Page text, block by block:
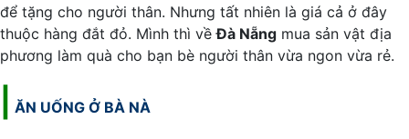
để tặng cho người thân. Nhưng tất nhiên là giá cả ở đây
thuộc hàng đắt đỏ. Mình thì vềĐà Nẵng mua sản vật địa
phương làm quà cho bạn bè người thân vừa ngon vừa rẻ.
ĂN UỐNG Ở BÀ NÀ